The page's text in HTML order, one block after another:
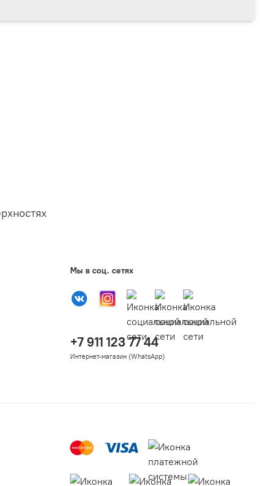
Мы в соц. сетях
+7 911 123 77 44
Интернет-магазин (WhatsApp)